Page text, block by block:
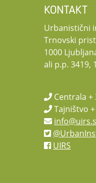
KONTAKT
Urbanistični
Trnovski
1000
ali p.p. 3419,
Centrala +
Tajništvo
UIRS